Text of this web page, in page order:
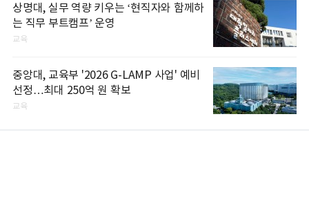
상명대, 실무 역량 키우는 ‘현직자와 함께하
는 직무 부트캠프’ 운영
교육
중앙대, 교육부 '2026 G-LAMP 사업' 예비
선정…최대 250억 원 확보
교육